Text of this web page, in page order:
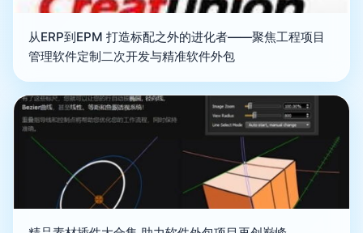
从ERP到EPM 打造标配之外的进化者——聚焦工程项目
管理软件定制二次开发与精准软件外包